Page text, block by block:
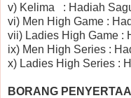
v) Kelima : Hadiah
vi) Men High Game :
vii) Ladies High Game :
ix) Men High Series :
x) Ladies High Series :
BORANG